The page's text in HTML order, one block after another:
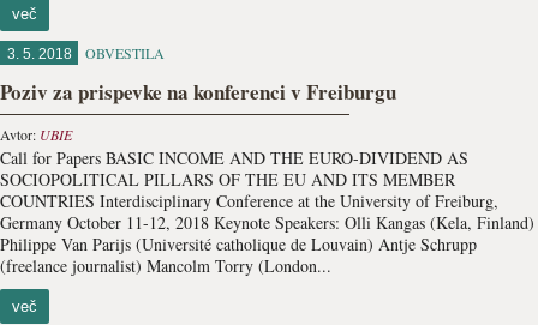
več
3. 5. 2018 OBVESTILA
Poziv za prispevke na konferenci v Freiburgu
Avtor: UBIE
Call for Papers BASIC INCOME AND THE EURO-DIVIDEND AS
SOCIOPOLITICAL PILLARS OF THE EU AND ITS MEMBER
COUNTRIES Interdisciplinary Conference at the University of Freiburg,
Germany October 11-12, 2018 Keynote Speakers: Olli Kangas (Kela, Finland)
Philippe Van Parijs (Université catholique de Louvain) Antje Schrupp
(freelance journalist) Mancolm Torry (London...
več